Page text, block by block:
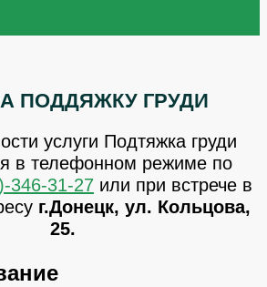
ПОДДЯЖКУ ГРУДИ
услуги Подтяжка груди
в телефонном режиме по
346-31-27 или при встрече в
г.Донецк, ул. Кольцова,
25.